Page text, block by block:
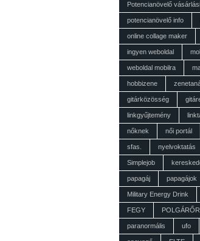
Potencianövelő
potencianövelő info
online collage maker
ingyen weboldal
weboldal mobilra
hobbizene
gitárközösség
linkgyűjtemény
nőknek női portál
sfas. nyelvoktatás
Simplejob
papagáj papagájok
Military Energy Drink
FEGY
paranormális ufo